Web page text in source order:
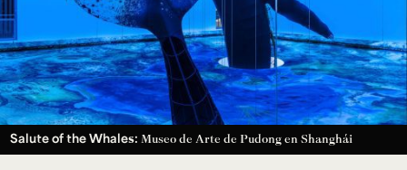
Salute of the Whales: Museo de Arte de Pudong en Shanghái